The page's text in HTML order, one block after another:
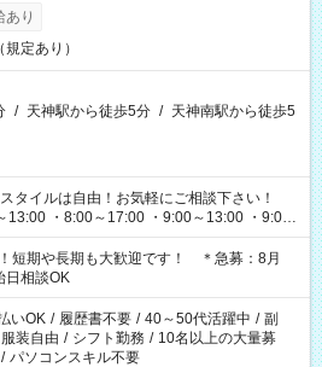
あり
定あり）
/ 天神駅から徒歩5分 / 天神南駅から徒歩5
タイルは自由！お気軽にご相談下さい！
13:00 ・8:00～17:00 ・9:00～13:00 ・9:00
・13:00～18:00 ・15:00～20:00 ・
～翌8:00 など（他時間多数あり！）
短期や長期も大歓迎です！ ＊急募：8月
日相談OK
いOK / 履歴書不要 / 40～50代活躍中 / 副
服装自由 / シフト勤務 / 10名以上の大量募
/ パソコンスキル不要